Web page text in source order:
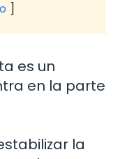
es un
en la parte
la